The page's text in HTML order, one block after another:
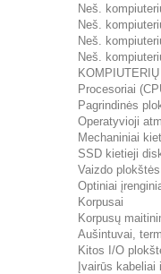
Neš.
Neš.
Neš.
Neš.
Procesoriai
Pagrindinės
Operatyvioji
Mechaniniai
SSD kietieji
Vaizdo plokštės
Optiniai
Korpusai
Korpusų
Aušintuvai,
Kitos I/O
Įvairūs kabeliai